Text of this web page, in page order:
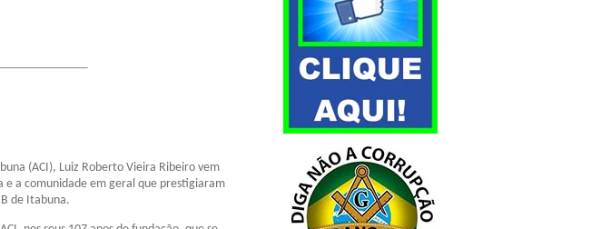
(ACI), Luiz Roberto Vieira Ribeiro vem
e a comunidade em geral que prestigiaram
de Itabuna.